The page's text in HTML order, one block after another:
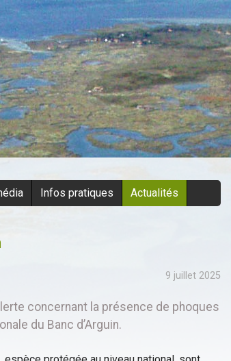
Infos pratiques Actualités
9 juillet 2025
concernant la présence de phoques
du Banc d’Arguin.